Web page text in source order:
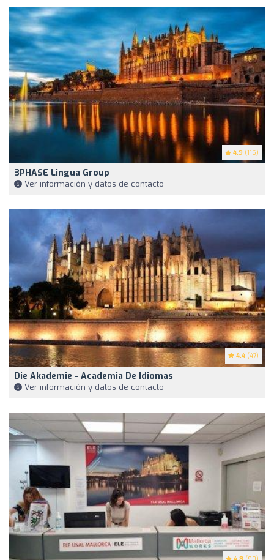
4.9 (116)
3PHASE Lingua Group
Ver información y datos de contacto
4.4 (47)
Die Akademie - Academia De Idiomas
Ver información y datos de contacto